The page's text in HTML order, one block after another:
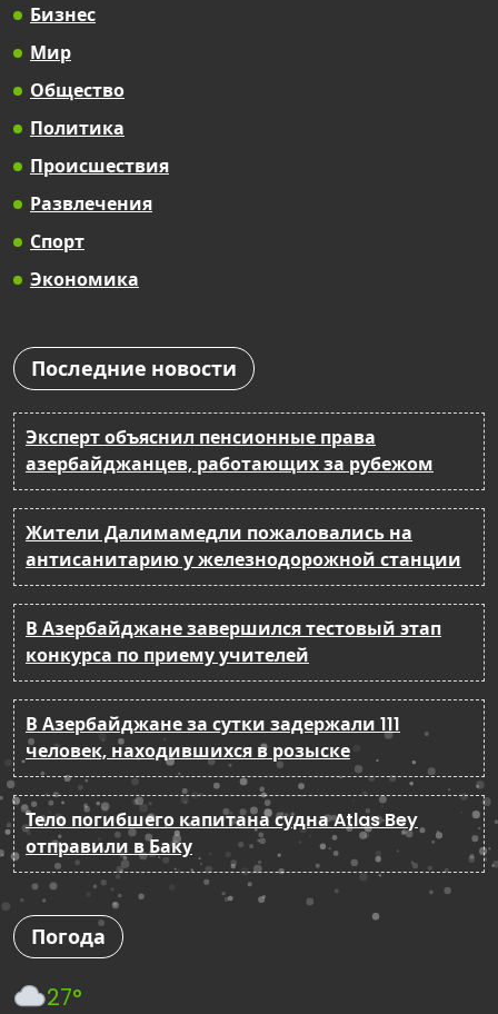
Бизнес
Мир
Общество
Политика
Происшествия
Развлечения
Спорт
Экономика
Последние новости
Эксперт объяснил пенсионные права
азербайджанцев, работающих за рубежом
Жители Далимамедли пожаловались на
антисанитарию у железнодорожной станции
В Азербайджане завершился тестовый этап
конкурса по приему учителей
В Азербайджане за сутки задержали 111
человек, находившихся в розыске
Тело погибшего капитана судна Atlas Bey
отправили в Баку
Погода
27°